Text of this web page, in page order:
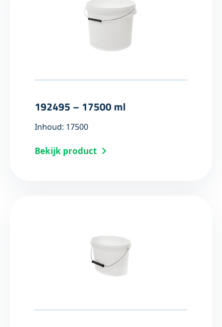
192495 – 17500 ml
Inhoud: 17500
Bekijk product